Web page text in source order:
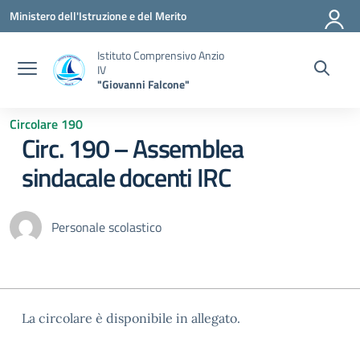
Vai ai contenuti
Vai al menu di navigazione
Vai al footer
Ministero dell'Istruzione e del Merito
Istituto Comprensivo Anzio
IV
"Giovanni Falcone"
Circolare 190
Circ. 190 – Assemblea
sindacale docenti IRC
Personale scolastico
La circolare è disponibile in allegato.